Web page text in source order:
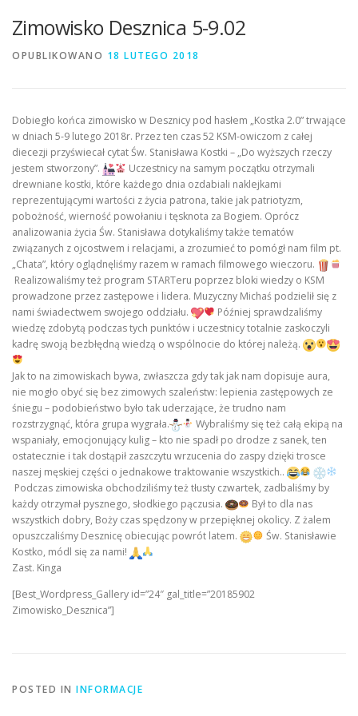
Zimowisko Desznica 5-9.02
OPUBLIKOWANO 18 LUTEGO 2018
Dobiegło końca zimowisko w Desznicy pod hasłem „Kostka 2.0” trwające
w dniach 5-9 lutego 2018r. Przez ten czas 52 KSM-owiczom z całej
diecezji przyświecał cytat Św. Stanisława Kostki – „Do wyższych rzeczy
jestem stworzony”.
Uczestnicy na samym początku otrzymali
drewniane kostki, które każdego dnia ozdabiali naklejkami
reprezentującymi wartości z życia patrona, takie jak patriotyzm,
pobożność, wierność powołaniu i tęsknota za Bogiem. Oprócz
analizowania życia Św. Stanisława dotykaliśmy także tematów
związanych z ojcostwem i relacjami, a zrozumieć to pomógł nam film pt.
„Chata”, który oglądnęliśmy razem w ramach filmowego wieczoru.
Realizowaliśmy też program STARTeru poprzez bloki wiedzy o KSM
prowadzone przez zastępowe i lidera. Muzyczny Michaś podzielił się z
nami świadectwem swojego oddziału.
Później sprawdzaliśmy
wiedzę zdobytą podczas tych punktów i uczestnicy totalnie zaskoczyli
kadrę swoją bezbłędną wiedzą o wspólnocie do której należą.
Jak to na zimowiskach bywa, zwłaszcza gdy tak jak nam dopisuje aura,
nie mogło obyć się bez zimowych szaleństw: lepienia zastępowych ze
śniegu – podobieństwo było tak uderzające, że trudno nam
rozstrzygnąć, która grupa wygrała.
Wybraliśmy się też całą ekipą na
wspaniały, emocjonujący kulig – kto nie spadł po drodze z sanek, ten
ostatecznie i tak dostąpił zaszczytu wrzucenia do zaspy dzięki trosce
naszej męskiej części o jednakowe traktowanie wszystkich..
Podczas zimowiska obchodziliśmy też tłusty czwartek, zadbaliśmy by
każdy otrzymał pysznego, słodkiego pączusia.
Był to dla nas
wszystkich dobry, Boży czas spędzony w przepięknej okolicy. Z żalem
opuszczaliśmy Desznicę obiecując powrót latem.
Św. Stanisławie
Kostko, módl się za nami!
Zast. Kinga
[Best_Wordpress_Gallery id=”24″ gal_title=”20185902
Zimowisko_Desznica”]
POSTED IN INFORMACJE